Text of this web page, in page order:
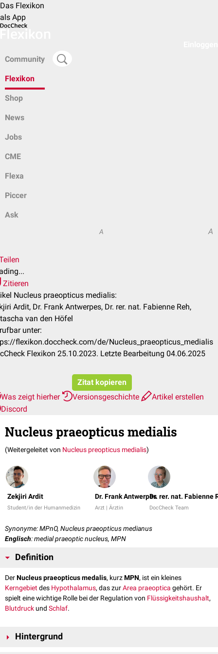
Das Flexikon
als App
Community
Flexikon
Shop
News
Jobs
CME
Flexa
Piccer
Ask
A A
Zitieren
Nucleus praeopticus medialis:
Ardit, Dr. Frank Antwerpes, Dr. rer. nat. Fabienne Reh,
van den Höfel
unter:
flexikon.doccheck.com/de/Nucleus_praeopticus_medialis
Flexikon 25.10.2023. Letzte Bearbeitung 04.06.2025
Zitat kopieren
Was zeigt hierher
Versionsgeschichte
Artikel erstellen
Discord
Nucleus praeopticus medialis
(Weitergeleitet von Nucleus preopticus medialis)
Zekjiri Ardit
Student/in der Humanmedizin
Dr. Frank Antwerpes
Arzt | Ärztin
Dr. rer. nat. Fabienne
DocCheck Team
Synonyme: MPnO, Nucleus praeopticus medianus
Englisch: medial praeoptic nucleus, MPN
Definition
DerNucleus praeopticus medalis, kurzMPN, ist ein kleines
Kerngebietdes Hypothalamus, das zurArea praeoptica gehört. Er
spielt eine wichtige Rolle bei der Regulation von Flüssigkeitshaushalt,
Blutdruck und Schlaf.
Hintergrund